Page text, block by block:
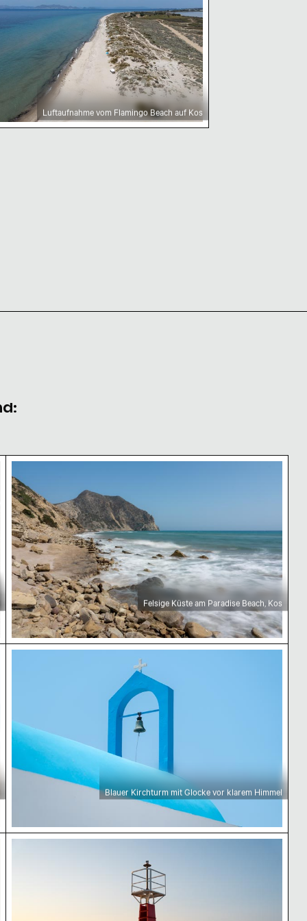
Luftaufnahme vom Flamingo Beach auf Kos
Felsige Küste am Paradise Beach, Kos
Felsige Küste am Paradise Beach, Kos
Blauer Kirchturm mit Glocke vor klarem Himmel
Blauer Kirchturm mit Glocke vor klarem Himmel
Hafenleuchtfeuer bei Sonnenuntergang im Hafen